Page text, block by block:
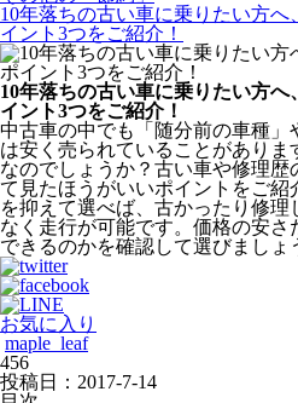
10年落ちの古い車に乗りたい方
イント3つをご紹介！
10年落ちの古い車に乗りたい方
イント3つをご紹介！
中古車の中でも「随分前の車種」
は安く売られていることがあり
なのでしょうか？古い車や修理
て見たほうがいいポイントをご紹
を抑えて選べば、古かったり修
なく走行が可能です。価格の安
できるのかを確認して選びましょ
お気に入り
maple_leaf
456
投稿日： 2017-7-14